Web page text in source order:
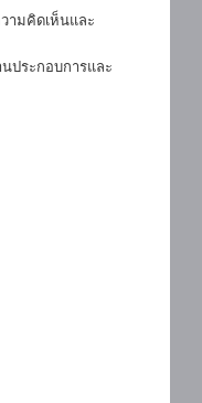
ามคิดเห็นและ
ประกอบการและ